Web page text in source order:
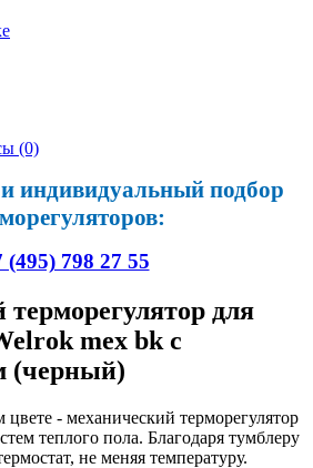
(0)
индивидуальный подбор
(495) 798 27 55
для
mex bk с
(черный)
- механический терморегулятор
теплого пола. Благодаря тумблеру
не меняя температуру.